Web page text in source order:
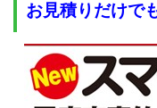
お見積りだけで